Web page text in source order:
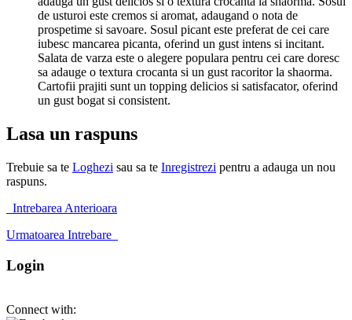
de usturoi este cremos si aromat, adaugand o nota de
prospetime si savoare. Sosul picant este preferat de cei care
iubesc mancarea picanta, oferind un gust intens si incitant.
Salata de varza este o alegere populara pentru cei care doresc
sa adauge o textura crocanta si un gust racoritor la shaorma.
Cartofii prajiti sunt un topping delicios si satisfacator, oferind
un gust bogat si consistent.
Lasa un raspuns
Trebuie sa te Loghezi sau sa te Inregistrezi pentru a adauga un nou
raspuns.
Intrebarea Anterioara
Urmatoarea Intrebare
Login
Connect with: